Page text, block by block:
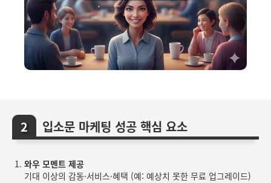
입소문 마케팅 성공 핵심 요소
와우 모멘트 제공
기대 이상의 감동·서비스·혜택 (예: 예상치 못한 무료 업그레이드)